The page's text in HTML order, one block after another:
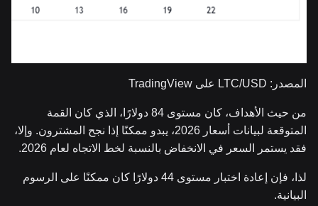
المصدر: LTC/USD على TradingView
من حيث الأهداف، كان مستوى 84 دولارًا، الذي كان القمة
المتوقعة لبيانات أسعار 2026، يبدو ممكنًا إذا نجح المشترون. وإلا،
فقد يستمر السعر في الانخفاض بالنسبة لخط الاتجاه لعام 2026.
لذا، فإن إعادة اختبار مستوى 44 دولارًا كان ممكنًا على الرسوم
البيانية.